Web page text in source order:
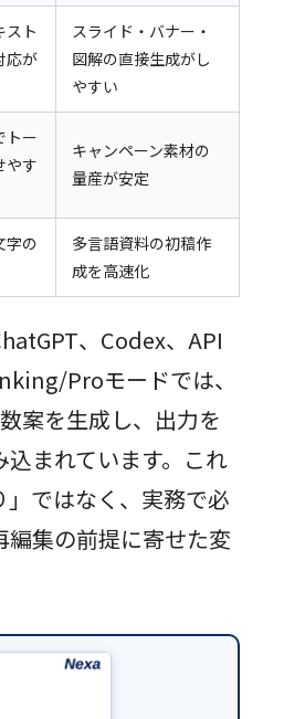
スト
応が
スライド・バナー・
図解の直接生成がし
やすい
トー
やす
キャンペーン素材の
量産が安定
字の
多言語資料の初稿作
成を高速化
、Codex、API
Proモードでは、
案を生成し、出力を
込まれています。これ
」ではなく、実務で必
編集の前提に寄せた変